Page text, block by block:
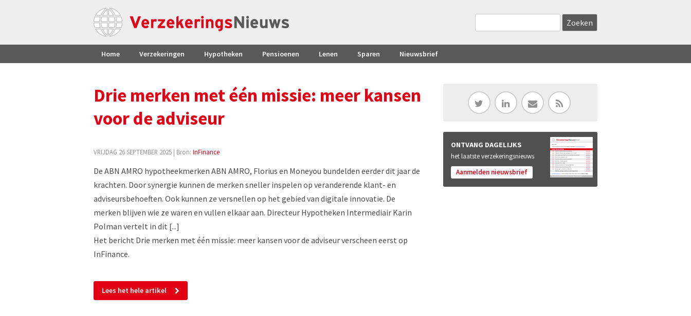
Home Verzekeringen Hypotheken Pensioenen Lenen Sparen Nieuwsbrief
Drie merken met één missie: meer kansen
voor de adviseur
VRIJDAG 26 SEPTEMBER 2025 | Bron: InFinance
De ABN AMRO hypotheekmerken ABN AMRO, Florius en Moneyou bundelden eerder dit jaar de
krachten. Door synergie kunnen de merken sneller inspelen op veranderende klant- en
adviseursbehoeften. Ook kunnen ze versnellen op het gebied van digitale innovatie. De
merken blijven wie ze waren en vullen elkaar aan. Directeur Hypotheken Intermediair Karin
Polman vertelt in dit [...]
Het bericht Drie merken met één missie: meer kansen voor de adviseur verscheen eerst op
InFinance.
Lees het hele artikel
ONTVANG DAGELIJKS
het laatste verzekeringsnieuws
Aanmelden nieuwsbrief